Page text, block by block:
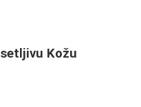
Kožu